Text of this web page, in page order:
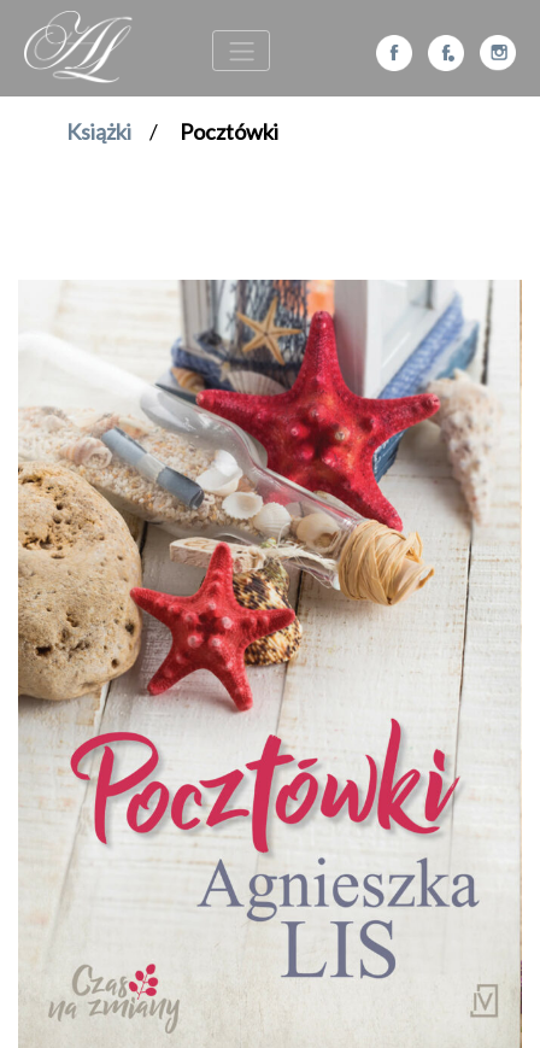
Książki / Pocztówki